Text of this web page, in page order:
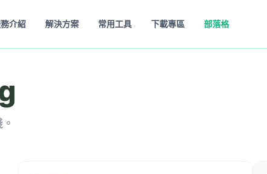
介紹 解決方案 常用工具 下載專區 部落格